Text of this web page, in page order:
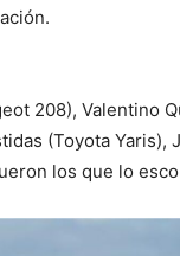
208), Valentino
(Toyota Yaris),
los que lo